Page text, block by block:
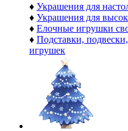
♦ Украшения для
♦ Украшения для
♦ Елочные игрушки
♦ Подставки,
игрушек